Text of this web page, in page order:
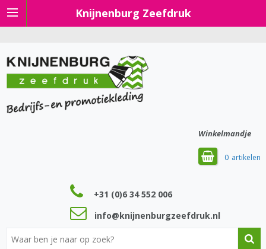
Knijnenburg Zeefdruk
Winkelmandje
0
+31 (0)6 34 552 006
info@knijnenburgzeefdruk.nl